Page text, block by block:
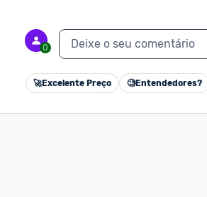
0 Deixe o seu comentário
🚀Excelente Preço 🧐Entendedores?